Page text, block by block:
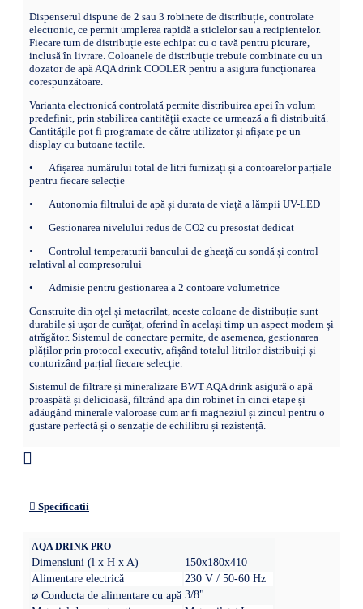
Dispenserul dispune de 2 sau 3 robinete de distribuție, controlate
electronic, ce permit umplerea rapidă a sticlelor sau a recipientelor.
Fiecare turn de distribuție este echipat cu o tavă pentru picurare,
inclusă în livrare. Coloanele de distribuție trebuie combinate cu un
dozator de apă AQA drink COOLER pentru a asigura funcționarea
corespunzătoare.
Varianta electronică controlată permite distribuirea apei în volum
predefinit, prin stabilirea cantității exacte ce urmează a fi distribuită.
Cantitățile pot fi programate de către utilizator și afișate pe un
display cu butoane tactile.
•
Afișarea numărului total de litri furnizați și a contoarelor parțiale
pentru fiecare selecție
•
Autonomia filtrului de apă și durata de viață a lămpii UV-LED
•
Gestionarea nivelului redus de CO2 cu presostat dedicat
•
Controlul temperaturii bancului de gheață cu sondă și control
relatival al compresorului
•
Admisie pentru gestionarea a 2 contoare volumetrice
Construite din oțel și metacrilat, aceste coloane de distribuție sunt
durabile și ușor de curățat, oferind în același timp un aspect modern și
atrăgător. Sistemul de conectare permite, de asemenea, gestionarea
plăților prin protocol executiv, afișând totalul litrilor distribuiți și
contorizând parțial fiecare selecție.
Sistemul de filtrare și mineralizare BWT AQA drink asigură o apă
proaspătă și delicioasă, filtrând apa din robinet în cinci etape și
adăugând minerale valoroase cum ar fi magneziul și zincul pentru o
gustare perfectă și o senzație de echilibru și rezistență.
Specificatii
AQA DRINK PRO
Dimensiuni (l x H x A)
150x180x410
Alimentare electrică
230 V / 50-60 Hz
⌀ Conducta de alimentare cu apă 3/8"